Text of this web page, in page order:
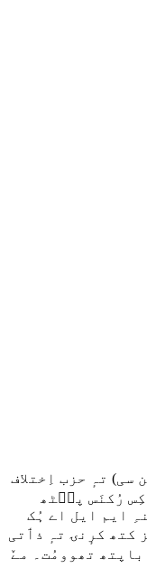
تہٕ حزب اِختلاف
رُکنَس پٮ۪ٹھ
ایم ایل اے ہُک
کتھ کرٕنۍ تہٕ ذٲتی
تھوومُت۔ مےٚ